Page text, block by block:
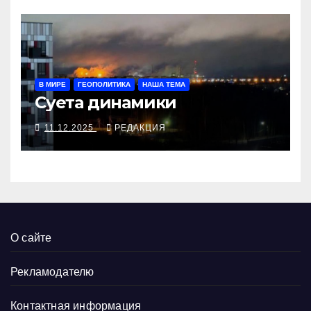
В МИРЕ ГЕОПОЛИТИКА НАША ТЕМА
Суета динамики
11.12.2025 РЕДАКЦИЯ
О сайте
Рекламодателю
Контактная информация